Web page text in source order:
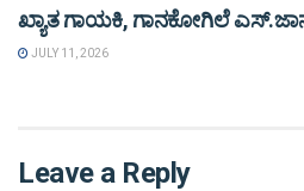
ಖ್ಯಾತ ಗಾಯಕಿ, ಗಾನಕೋಗಿಲೆ
JULY 11, 2026
Leave a Reply